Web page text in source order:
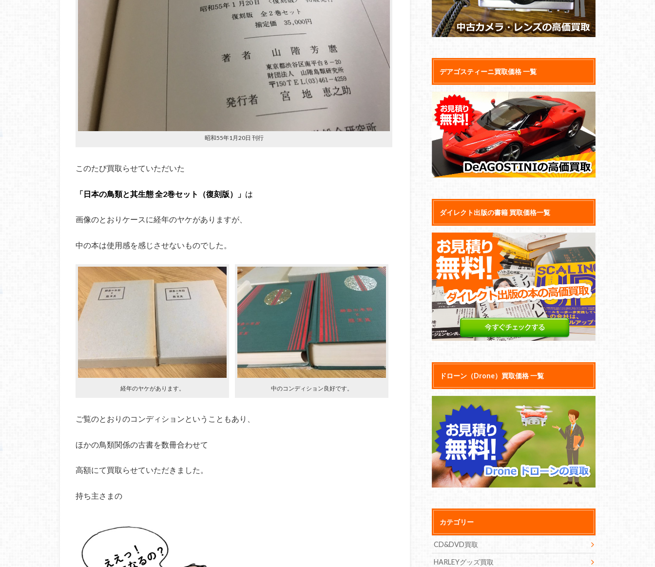
昭和55年1月20日 刊行
このたび買取らせていただいた
「日本の鳥類と其生態 全2巻セット（復刻版）」 は
画像のとおりケースに経年のヤケがありますが、
中の本は使用感を感じさせないものでした。
経年のヤケがあります。 中のコンディション良好です。
ご覧のとおりのコンディションということもあり、
ほかの鳥類関係の古書を数冊合わせて
高額にて買取らせていただきました。
持ち主さまの
デアゴスティーニ買取価格 一覧
ダイレクト出版の書籍 買取価格一覧
ドローン（Drone）買取価格 一覧
カテゴリー
CD&DVD買取
HARLEYグッズ買取